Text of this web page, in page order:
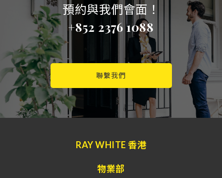
預約與我們會面！
+852 2376 1088
聯繫我們
RAY WHITE 香港
物業部